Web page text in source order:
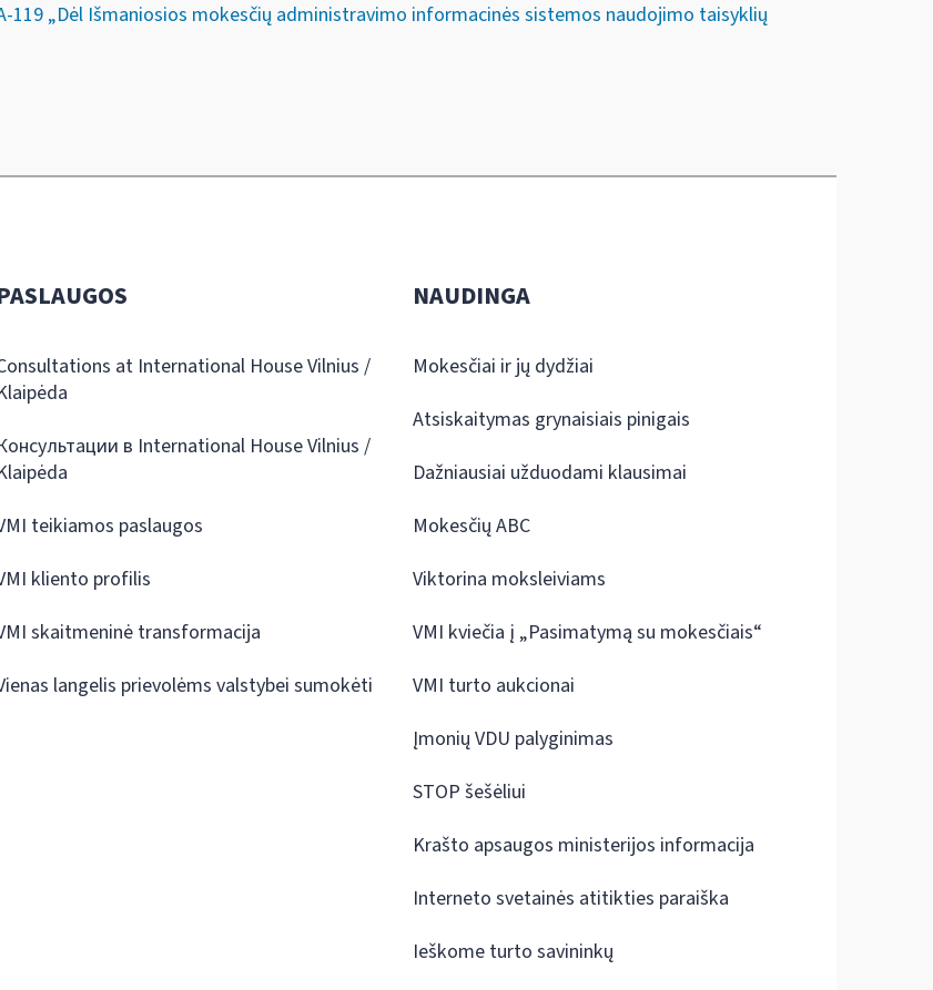
119 „Dėl Išmaniosios mokesčių administravimo informacinės sistemos naudojimo taisyklių
at International House Vilnius /
в International House Vilnius /
teikiamos paslaugos
kliento profilis
skaitmeninė transformacija
langelis prievolėms valstybei sumokėti
NAUDINGA
Mokesčiai ir jų dydžiai
Atsiskaitymas grynaisiais pinigais
Dažniausiai užduodami klausimai
Mokesčių ABC
Viktorina moksleiviams
VMI kviečia į „Pasimatymą su mokesčiais“
VMI turto aukcionai
Įmonių VDU palyginimas
STOP šešėliui
Krašto apsaugos ministerijos informacija
Interneto svetainės atitikties paraiška
Ieškome turto savininkų